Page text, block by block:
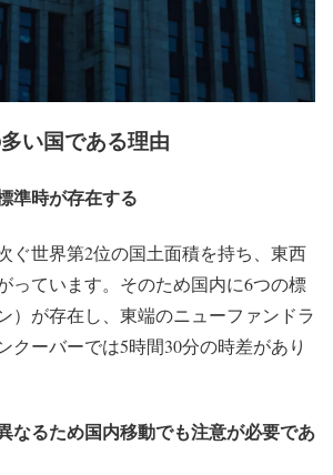
い国である理由
準時が存在する
ぐ世界第2位の国土面積を持ち、東西
っています。そのため国内に6つの標
）が存在し、東端のニューファンドラ
クーバーでは5時間30分の時差があり
なるため国内移動でも注意が必要であ